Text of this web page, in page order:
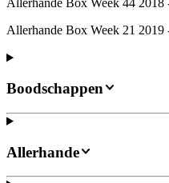
Allerhande Box Week 44
Allerhande Box Week 21
Boodschappen
Allerhande